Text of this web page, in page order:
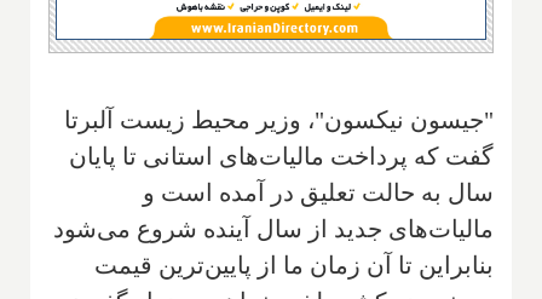
"جیسون نیکسون"، وزیر محیط زیست آلبرتا
گفت که پرداخت مالیات‌های استانی تا پایان
سال به حالت تعلیق در آمده است و
مالیات‌های جدید از سال آینده شروع می‌شود
بنابراین تا آن زمان ما از پایین‌ترین قیمت